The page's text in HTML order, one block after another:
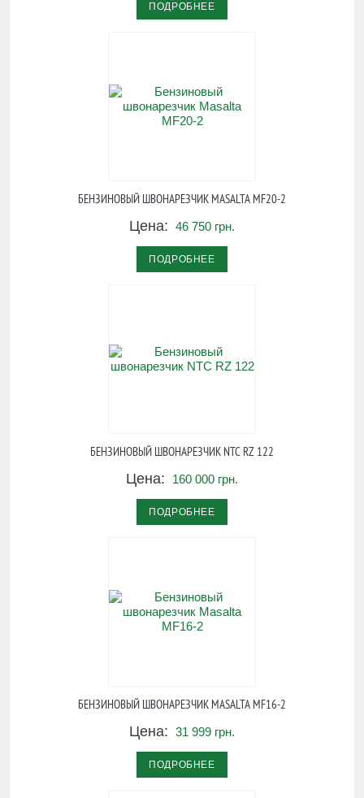
ПОДРОБНЕЕ
БЕНЗИНОВЫЙ ШВОНАРЕЗЧИК MASALTA MF20-2
Цена: 46 750 грн.
ПОДРОБНЕЕ
БЕНЗИНОВЫЙ ШВОНАРЕЗЧИК NTC RZ 122
Цена: 160 000 грн.
ПОДРОБНЕЕ
БЕНЗИНОВЫЙ ШВОНАРЕЗЧИК MASALTA MF16-2
Цена: 31 999 грн.
ПОДРОБНЕЕ